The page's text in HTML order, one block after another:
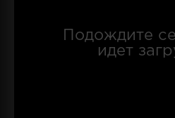
интриг и приключений,
неожиданным